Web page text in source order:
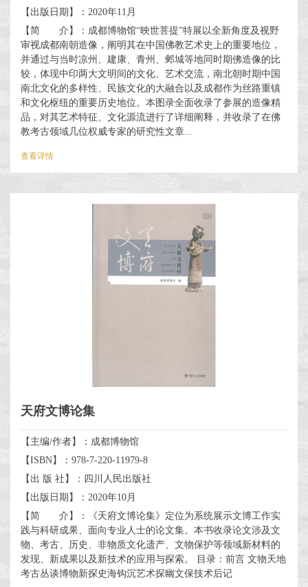
【出版日期】：2020年11月
【简 介】：成都博物馆“映世菩提”特展以全新角度及视野
审视成都南朝造像，阐明其在中国佛教艺术史上的重要地位，
并通过与当时凉州、建康、青州、邺城等地同时期佛造像的比
较，体现中印两大文明间的文化、艺术交流，南北朝时期中国
南北文化的多样性、民族文化的大融合以及成都作为丝路重镇
和文化枢纽的重要历史地位。本图录全面收录了参展的造像精
品，对其艺术特征、文化源流进行了详细阐释，并收录了在佛
教考古领域几位权威专家的研究性文章...
查看详情
天府文博论集
【主编/作者】：成都博物馆
【ISBN】：978-7-220-11979-8
【出 版 社】：四川人民出版社
【出版日期】：2020年10月
【简 介】：《天府文博论集》定位为系统展示文博工作实
践与科研成果、面向专业人士的论文集。本书收录论文涉及文
物、考古、历史、非物质文化遗产、文物保护等领域新材料的
发现、新成果以及新技术的应用与探索。 目录：前言 文物天地
考古丛谈博物新探史海钩沉艺术探幽文保技术后记